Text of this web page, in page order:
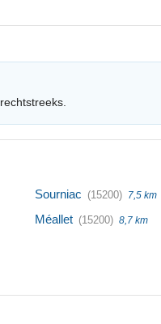
Sourniac (15200) 7,5 km
Méallet (15200) 8,7 km